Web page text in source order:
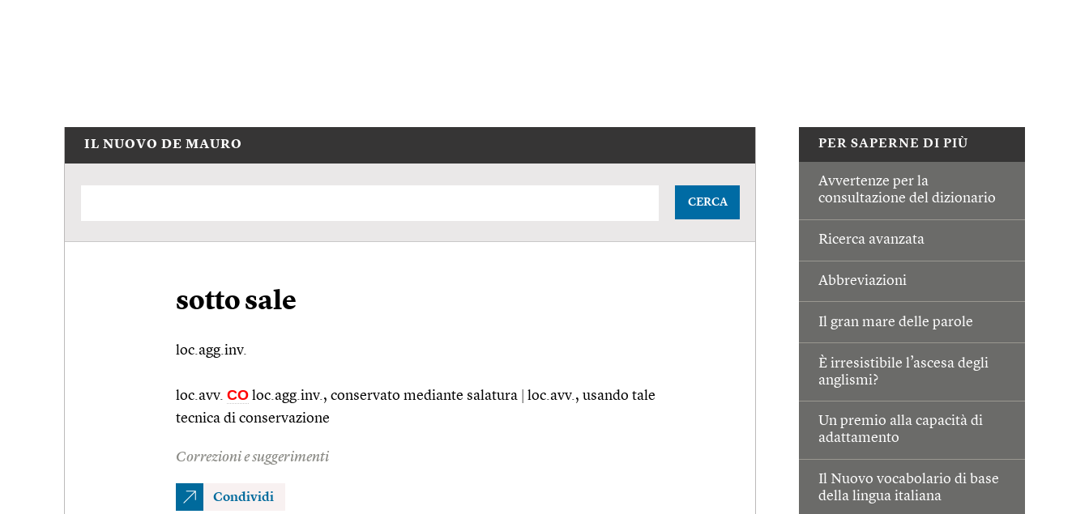
PER SAPERNE DI PIÙ
Avvertenze per la
consultazione del dizionario
Ricerca avanzata
Abbreviazioni
Il gran mare delle parole
È irresistibile l’ascesa degli
anglismi?
Un premio alla capacità di
adattamento
Il Nuovo vocabolario di base
della lingua italiana
IL NUOVO DE MAURO
CERCA
sotto sale
loc.agg.inv.
loc.avv. CO loc.agg.inv., conservato mediante salatura loc.avv., usando tale
tecnica di conservazione
Correzioni e suggerimenti
Condividi